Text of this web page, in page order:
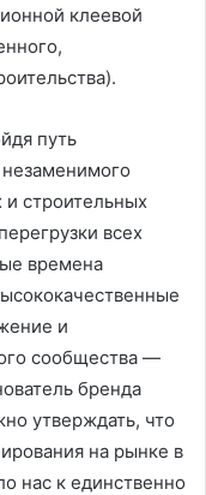
клеевой
путь
строительных
всех
времена
и
сообщества —
бренда
утверждать, что
на рынке в
нас к единственно